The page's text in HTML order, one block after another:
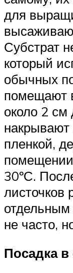
для
Субстрат
который
обычных
помещают
около 2 см
накрывают
пленкой,
30ºС.
листочков
не часто,
Посадка